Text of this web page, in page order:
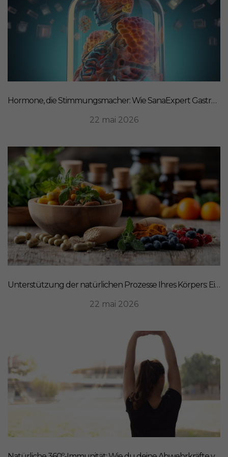
Hormone, die Stimmungsmacher: Wie SanaExpert Gastro Forte Ihre Darm-Hirn-Verbindung unterstützt
22 mai 2026
Unterstützung der natürlichen Prozesse Ihres Körpers: Ein ganzheitlicher Ansatz für Ernährung
22 mai 2026